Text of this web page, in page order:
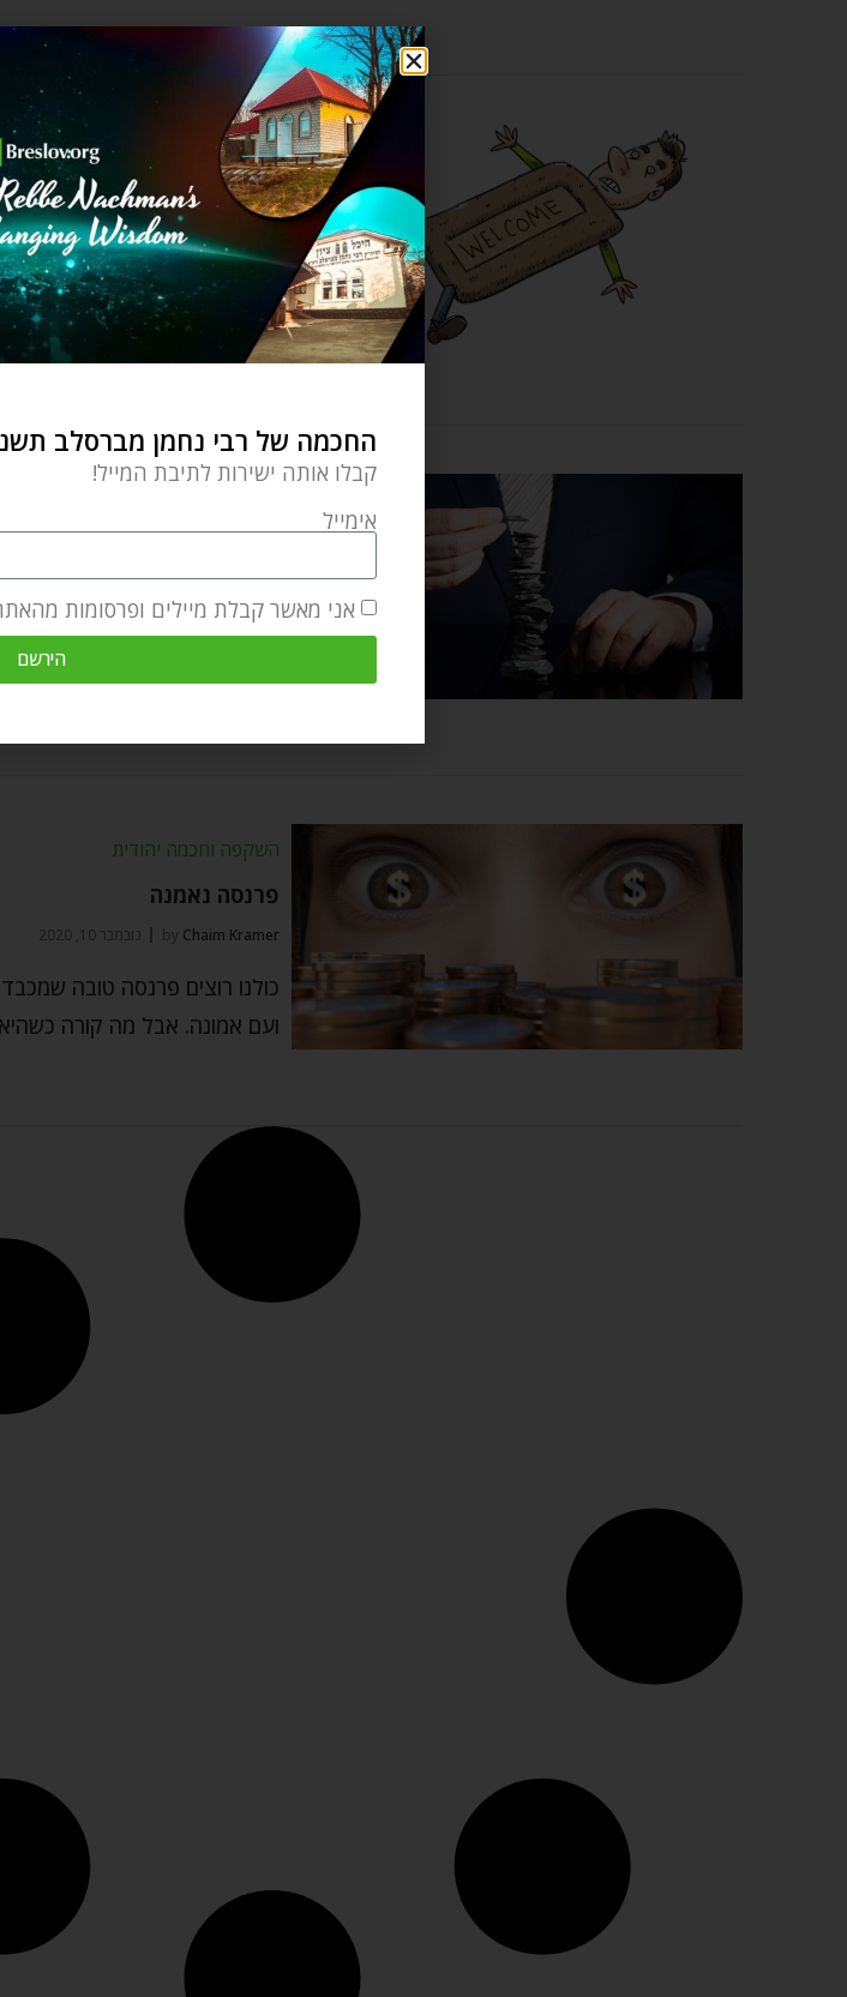
חברה והשקפה
האם מנצלים אתכם?
byChaya Rivka Zwolinski מאי 2, 2021
האם אתם מרגישים שסוחטים
שדורכים עליכם משל הייתם
byChaim Kramer דצמבר 2, 2020
אחד המסרים שאפשר ללמוד
מידת הסבלנות. אפשר לבלוע
השקפה וחכמה יהודית
פרנסה נאמנה
by Chaim Kramer נובמבר 10, 2020
כולנו רוצים פרנסה טובה
ועם אמונה. אבל מה קורה כשהיא
החכמה של רבי נחמן מברסלב
קבלו אותה ישירות לתיבת המייל!
אימייל
אני מאשר קבלת מיילים ופרסומות
הירשם